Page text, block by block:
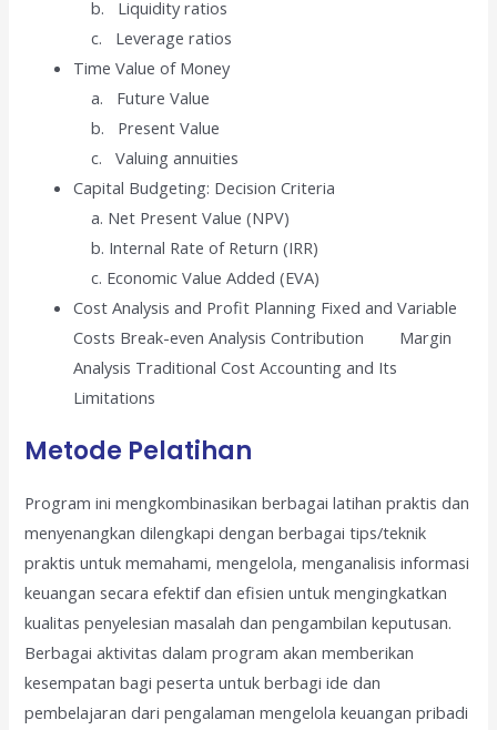
b. Liquidity ratios
c. Leverage ratios
Time Value of Money
a. Future Value
b. Present Value
c. Valuing annuities
Capital Budgeting: Decision Criteria
a. Net Present Value (NPV)
b. Internal Rate of Return (IRR)
c. Economic Value Added (EVA)
Cost Analysis and Profit Planning Fixed and Variable
Costs Break-even Analysis Contribution Margin
Analysis Traditional Cost Accounting and Its
Limitations
Metode Pelatihan
Program ini mengkombinasikan berbagai latihan praktis dan
menyenangkan dilengkapi dengan berbagai tips/teknik
praktis untuk memahami, mengelola, menganalisis informasi
keuangan secara efektif dan efisien untuk mengingkatkan
kualitas penyelesian masalah dan pengambilan keputusan.
Berbagai aktivitas dalam program akan memberikan
kesempatan bagi peserta untuk berbagi ide dan
pembelajaran dari pengalaman mengelola keuangan pribadi